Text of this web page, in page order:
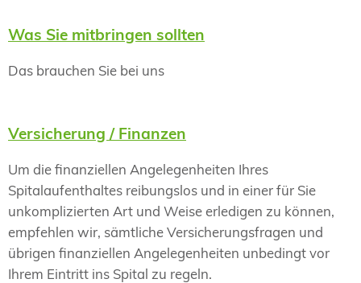
Was Sie mitbringen sollten
Das brauchen Sie bei uns
Versicherung / Finanzen
Um die finanziellen Angelegenheiten Ihres
Spitalaufenthaltes reibungslos und in einer für Sie
unkomplizierten Art und Weise erledigen zu können,
empfehlen wir, sämtliche Versicherungsfragen und
übrigen finanziellen Angelegenheiten unbedingt vor
Ihrem Eintritt ins Spital zu regeln.